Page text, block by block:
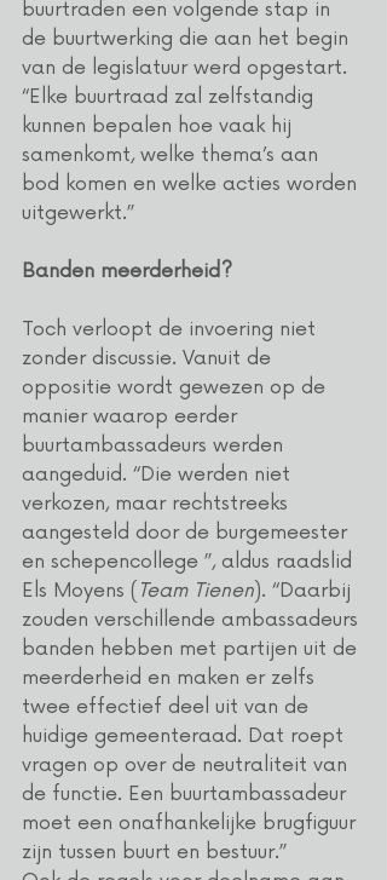
buurtraden een volgende stap in
de buurtwerking die aan het begin
van de legislatuur werd opgestart.
“Elke buurtraad zal zelfstandig
kunnen bepalen hoe vaak hij
samenkomt, welke thema’s aan
bod komen en welke acties worden
uitgewerkt.”
Banden meerderheid?
Toch verloopt de invoering niet
zonder discussie. Vanuit de
oppositie wordt gewezen op de
manier waarop eerder
buurtambassadeurs werden
aangeduid. “Die werden niet
verkozen, maar rechtstreeks
aangesteld door de burgemeester
en schepencollege ”, aldus raadslid
Els Moyens ( Team Tienen). “Daarbij
zouden verschillende ambassadeurs
banden hebben met partijen uit de
meerderheid en maken er zelfs
twee effectief deel uit van de
huidige gemeenteraad. Dat roept
vragen op over de neutraliteit van
de functie. Een buurtambassadeur
moet een onafhankelijke brugfiguur
zijn tussen buurt en bestuur.”